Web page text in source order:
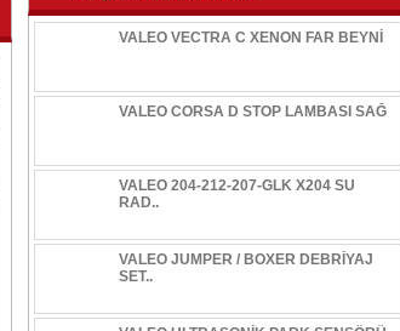
VALEO VECTRA C XENON FAR BEYNİ
VALEO CORSA D STOP LAMBASI SAĞ
VALEO 204-212-207-GLK X204 SU
RAD..
VALEO JUMPER / BOXER DEBRİYAJ
SET..